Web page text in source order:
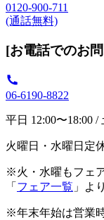
0120-900-711
(通話無料)
[お電話でのお
06-6190-8822
平日 12:00〜18:00 /
火曜日・水曜日定
※火・水曜もフェ
「 フェア一覧 」よ
※年末年始は営業